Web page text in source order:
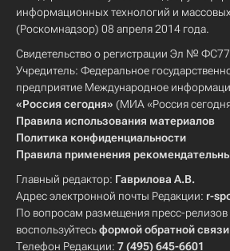
информационных технологий и
(Роскомнадзор) 08 апреля 2014 года.
Свидетельство о регистрации Эл №
Учредитель: Федеральное
предприятие Международное
«Россия сегодня» (МИА «Россия
Правила использования материалов
Политика конфиденциальности
Правила применения
Главный редактор: Гаврилова А.В.
Адрес электронной почты Редакции: r-
По вопросам размещения пресс-
воспользуйтесьформой обратной связи
Телефон Редакции: 7 (495) 645-6601